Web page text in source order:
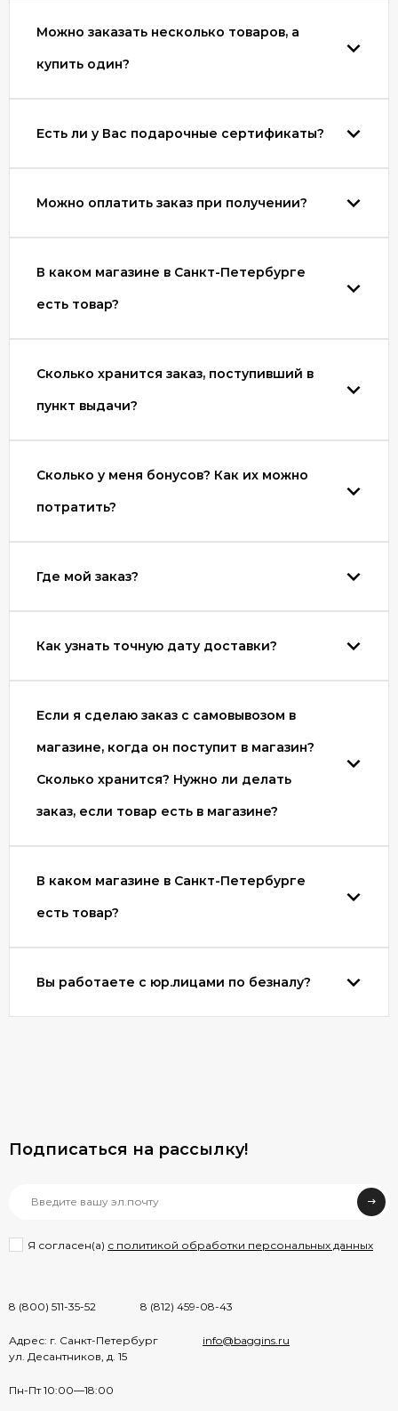
Можно заказать несколько товаров, а
купить один?
Есть ли у Вас подарочные сертификаты?
Можно оплатить заказ при получении?
В каком магазине в Санкт-Петербурге
есть товар?
Сколько хранится заказ, поступивший в
пункт выдачи?
Сколько у меня бонусов? Как их можно
потратить?
Где мой заказ?
Как узнать точную дату доставки?
Если я сделаю заказ с самовывозом в
магазине, когда он поступит в магазин?
Сколько хранится? Нужно ли делать
заказ, если товар есть в магазине?
В каком магазине в Санкт-Петербурге
есть товар?
Вы работаете с юр.лицами по безналу?
Подписаться на рассылкy!
Я согласен(a) с политикой обработки персональных данных
8 (800) 511-35-52 8 (812) 459-08-43
Адрес: г. Санкт-Петербург
ул. Десантников, д. 15
info@baggins.ru
Пн-Пт 10:00—18:00